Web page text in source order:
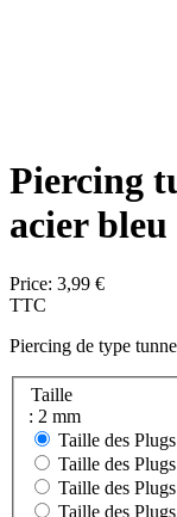
Piercing
acier bleu
Price: 3,99 €
TTC
Piercing de type
Taille
: 2 mm
Taille des
Taille des
Taille des
Taille des